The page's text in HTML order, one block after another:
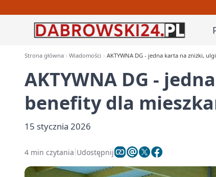
Strona główna Wiadomości AKTYWNA DG - jedna karta na zniżki,
AKTYWNA DG -
benefity dla
15 stycznia 2026
4 min czytania Udostępnij